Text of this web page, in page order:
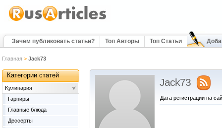
Зачем публиковать статьи? Топ Авторы Топ Статьи
Главная > Jack73
Jack73
Дата регистрации на
Категории статей
Kулинария
Гарниры
Главные блюда
Дессерты